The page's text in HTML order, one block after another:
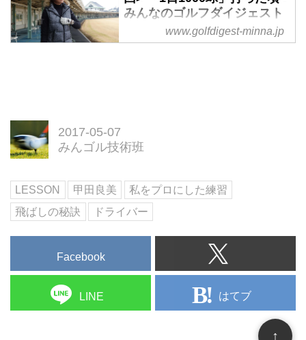
みんなのゴルフダイジェスト
18歳のとき、突如「プロゴルファ
練習を当時の思い出とともに振り
高校時代までソフトボールをやっ
ていて、高校卒業後も実業団で続
けるつもりでいました。ところが
18歳のある日、父にプロゴルファ
ーの方を紹介されたんです。実
は、最初はなんのプロだかわかっ
ていなかったんで...
www.golfdigest-minna.jp
2017-05-07
みんゴル技術班
LESSON 甲田良美
私をプロにした練習
飛ばしの秘訣
ドライバー
Facebook
LINE はてブ
↑